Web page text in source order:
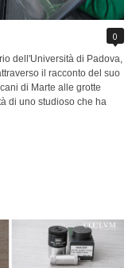
0
dell'Università di Padova,
il racconto del suo
di Marte alle grotte
di uno studioso che ha